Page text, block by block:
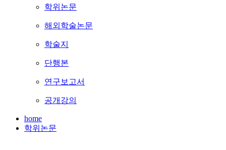
학위논문
해외학술논문
학술지
단행본
연구보고서
공개강의
home
학위논문